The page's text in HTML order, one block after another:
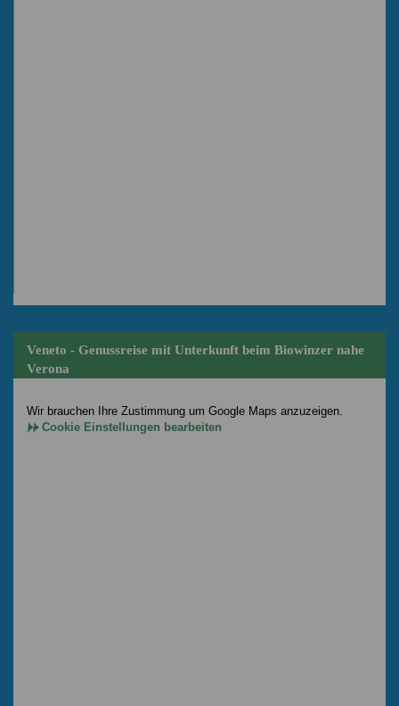
Veneto - Genussreise mit Unterkunft beim Biowinzer nahe
Verona
Wir brauchen Ihre Zustimmung um Google Maps anzuzeigen.
Cookie Einstellungen bearbeiten